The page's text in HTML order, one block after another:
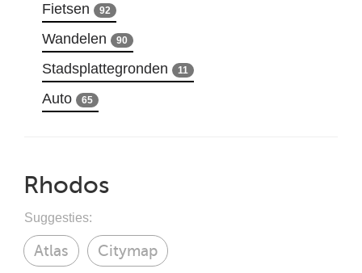
Fietsen 92
Wandelen 90
Stadsplattegronden 11
Auto 65
Rhodos
Suggesties:
Atlas Citymap